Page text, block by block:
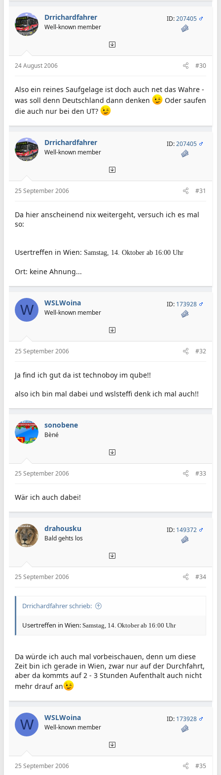
Drrichardfahrer
Well-known member
ID:207405
24 August 2006 #30
Also ein reines Saufgelage ist doch auch net das Wahre -
was soll denn Deutschland dann denken
Oder saufen
die auch nur bei den UT?
Drrichardfahrer
Well-known member
ID:207405
25 September 2006 #31
Da hier anscheinend nix weitergeht, versuch ich es mal
so:
Usertreffen in Wien: Samstag, 14. Oktober ab 16:00 Uhr
Ort: keine Ahnung...
W WSLWoina
Well-known member
ID: 173928
25 September 2006 #32
Ja find ich gut da ist technoboy im qube!!
also ich bin mal dabei und wslsteffi denk ich mal auch!!
sonobene
Bèné
25 September 2006 #33
Wär ich auch dabei!
drahousku
Bald gehts los
ID: 149372
25 September 2006 #34
Drrichardfahrer schrieb:
Usertreffen in Wien: Samstag, 14. Oktober ab 16:00 Uhr
Da würde ich auch mal vorbeischauen, denn um diese
Zeit bin ich gerade in Wien, zwar nur auf der Durchfahrt,
aber da kommts auf 2 - 3 Stunden Aufenthalt auch nicht
mehr drauf an
W WSLWoina
Well-known member
ID: 173928
25 September 2006 #35